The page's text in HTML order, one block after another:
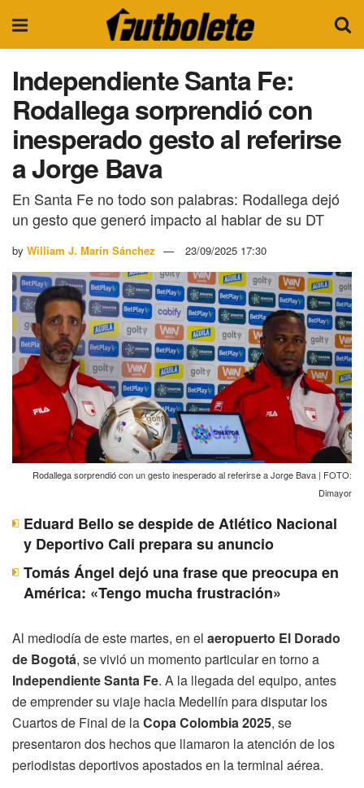
Independiente Santa Fe:
Rodallega sorprendió con
inesperado gesto al referirse
a Jorge Bava
En Santa Fe no todo son palabras: Rodallega dejó
un gesto que generó impacto al hablar de su DT
by William J. Marín Sánchez 23/09/2025 17:30
Rodallega sorprendió con un gesto inesperado al referirse a Jorge Bava | FOTO:
Dimayor
Eduard Bello se despide de Atlético Nacional
y Deportivo Cali prepara su anuncio
Tomás Ángel dejó una frase que preocupa en
América: «Tengo mucha frustración»
Al mediodía de este martes, en el aeropuerto El Dorado
de Bogotá, se vivió un momento particular en torno a
Independiente Santa Fe. A la llegada del equipo, antes
de emprender su viaje hacia Medellín para disputar los
Cuartos de Final de laCopa Colombia 2025, se
presentaron dos hechos que llamaron la atención de los
periodistas deportivos apostados en la terminal aérea.